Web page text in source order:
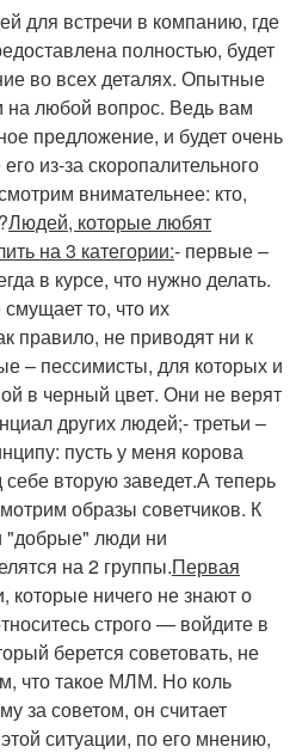
для встречи в компанию, где
полностью, будет
во всех деталях. Опытные
на любой вопрос. Ведь вам
предложение, и будет очень
из-за скоропалительного
внимательнее: кто,
Людей, которые любят
на 3 категории:- первые –
в курсе, что нужно делать.
то, что их
правило, не приводят ни к
– пессимисты, для которых и
в черный цвет. Они не верят
других людей;- третьи –
пусть у меня корова
вторую заведет.А теперь
образы советчиков. К
"добрые" люди ни
на 2 группы.Первая
которые ничего не знают о
строго — войдите в
берется советовать, не
что такое МЛМ. Но коль
за советом, он считает
ситуации, по его мнению,